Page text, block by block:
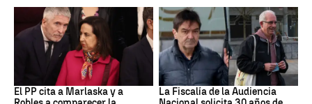
Crisis Migratoria
El PP cita a Marlaska y a
ETA
La Fiscalía de la Audiencia